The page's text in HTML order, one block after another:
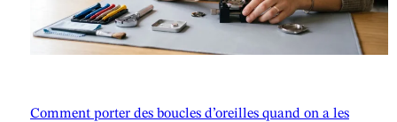
Comment porter des boucles d’oreilles quand on a les